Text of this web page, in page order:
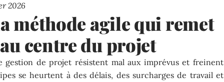
2026
méthode agile qui remet
centre du projet
gestion de projet résistent mal aux imprévus et freinent
se heurtent à des délais, des surcharges de travail et